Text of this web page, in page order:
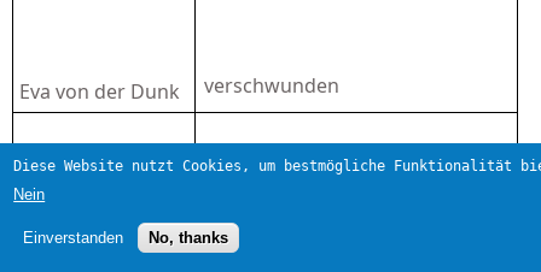
Eva von der Dunk verschwunden
Friederike
Diese Website nutzt Cookies, um bestmögliche Funktionalität
Nein
Einverstanden No, thanks